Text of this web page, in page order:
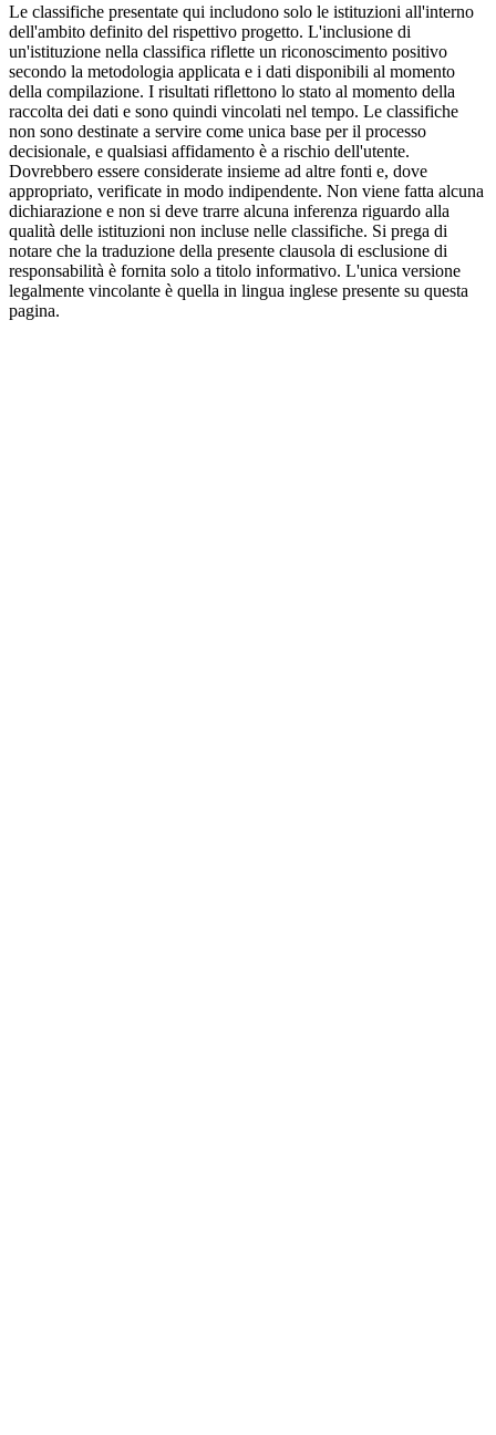
Le classifiche presentate qui includono solo le istituzioni all'interno
dell'ambito definito del rispettivo progetto. L'inclusione di
un'istituzione nella classifica riflette un riconoscimento positivo
secondo la metodologia applicata e i dati disponibili al momento
della compilazione. I risultati riflettono lo stato al momento della
raccolta dei dati e sono quindi vincolati nel tempo. Le classifiche
non sono destinate a servire come unica base per il processo
decisionale, e qualsiasi affidamento è a rischio dell'utente.
Dovrebbero essere considerate insieme ad altre fonti e, dove
appropriato, verificate in modo indipendente. Non viene fatta alcuna
dichiarazione e non si deve trarre alcuna inferenza riguardo alla
qualità delle istituzioni non incluse nelle classifiche. Si prega di
notare che la traduzione della presente clausola di esclusione di
responsabilità è fornita solo a titolo informativo. L'unica versione
legalmente vincolante è quella in lingua inglese presente su questa
pagina.